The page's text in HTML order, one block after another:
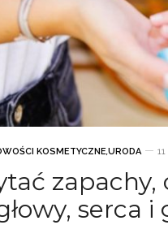
KOSMETYCZNE,URODA
zapachy,
serca i